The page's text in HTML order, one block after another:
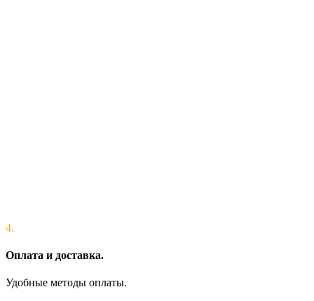
4.
Оплата и доставка.
Удобные методы оплаты.